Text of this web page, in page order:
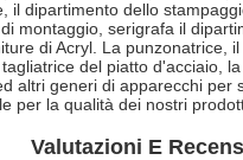
il dipartimento dello
montaggio, serigrafa il
di Acryl. La punzonatrice,
del piatto d'acciaio,
altri generi di apparecchi per
per la qualità dei nostri
Valutazioni E